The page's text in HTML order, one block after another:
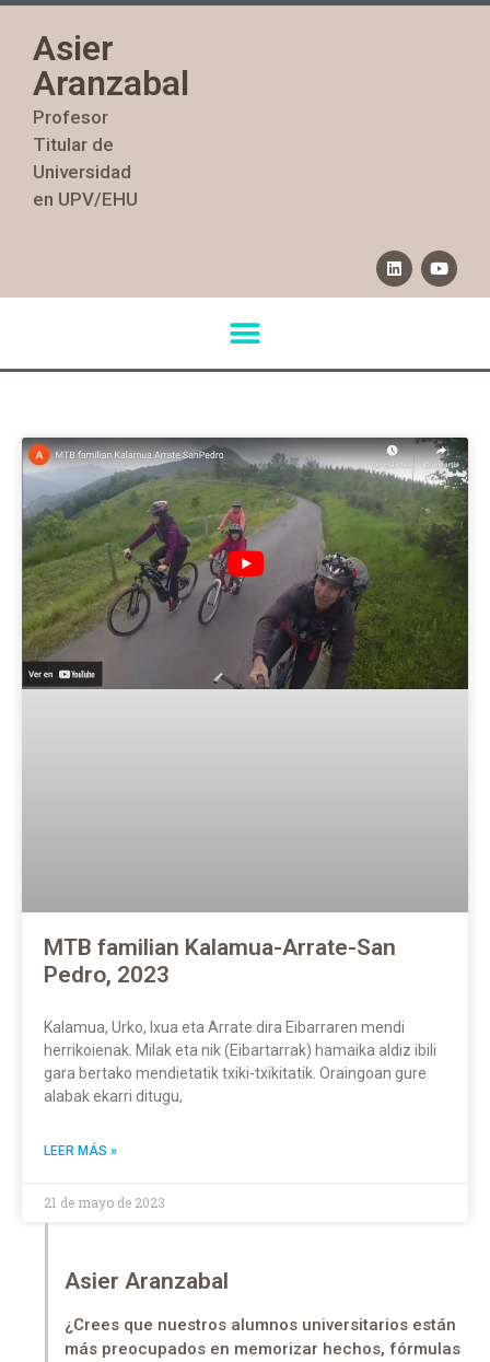
Asier
Aranzabal
Profesor
Titular de
Universidad
en UPV/EHU
MTB familian Kalamua-Arrate-San
Pedro, 2023
Kalamua, Urko, Ixua eta Arrate dira Eibarraren mendi
herrikoienak. Milak eta nik (Eibartarrak) hamaika aldiz ibili
gara bertako mendietatik txiki-txikitatik. Oraingoan gure
alabak ekarri ditugu,
LEER MÁS »
21 de mayo de 2023
Asier Aranzabal
¿Crees que nuestros alumnos universitarios están
más preocupados en memorizar hechos, fórmulas